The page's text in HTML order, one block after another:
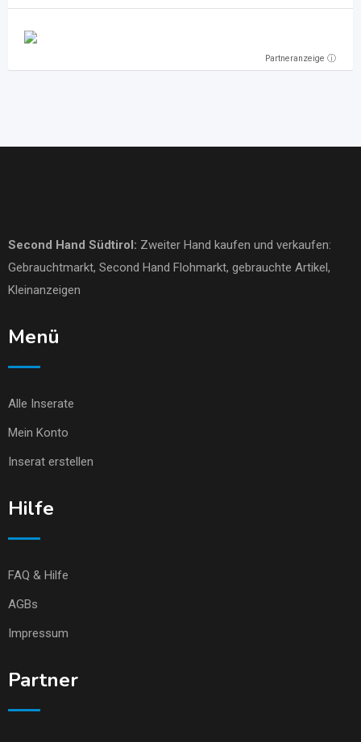
Partneranzeige ⓘ
Second Hand Südtirol: Zweiter Hand kaufen und verkaufen:
Gebrauchtmarkt, Second Hand Flohmarkt, gebrauchte Artikel,
Kleinanzeigen
Menü
Alle Inserate
Mein Konto
Inserat erstellen
Hilfe
FAQ & Hilfe
AGBs
Impressum
Partner